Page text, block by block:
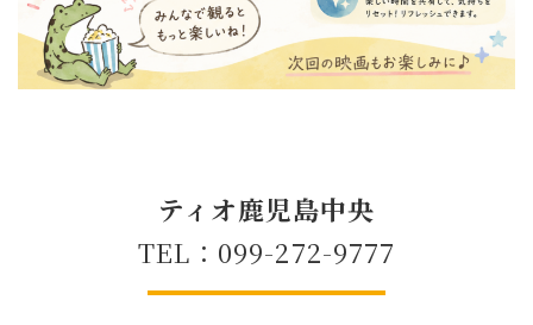
ティオ鹿児島中央
TEL：099-272-9777